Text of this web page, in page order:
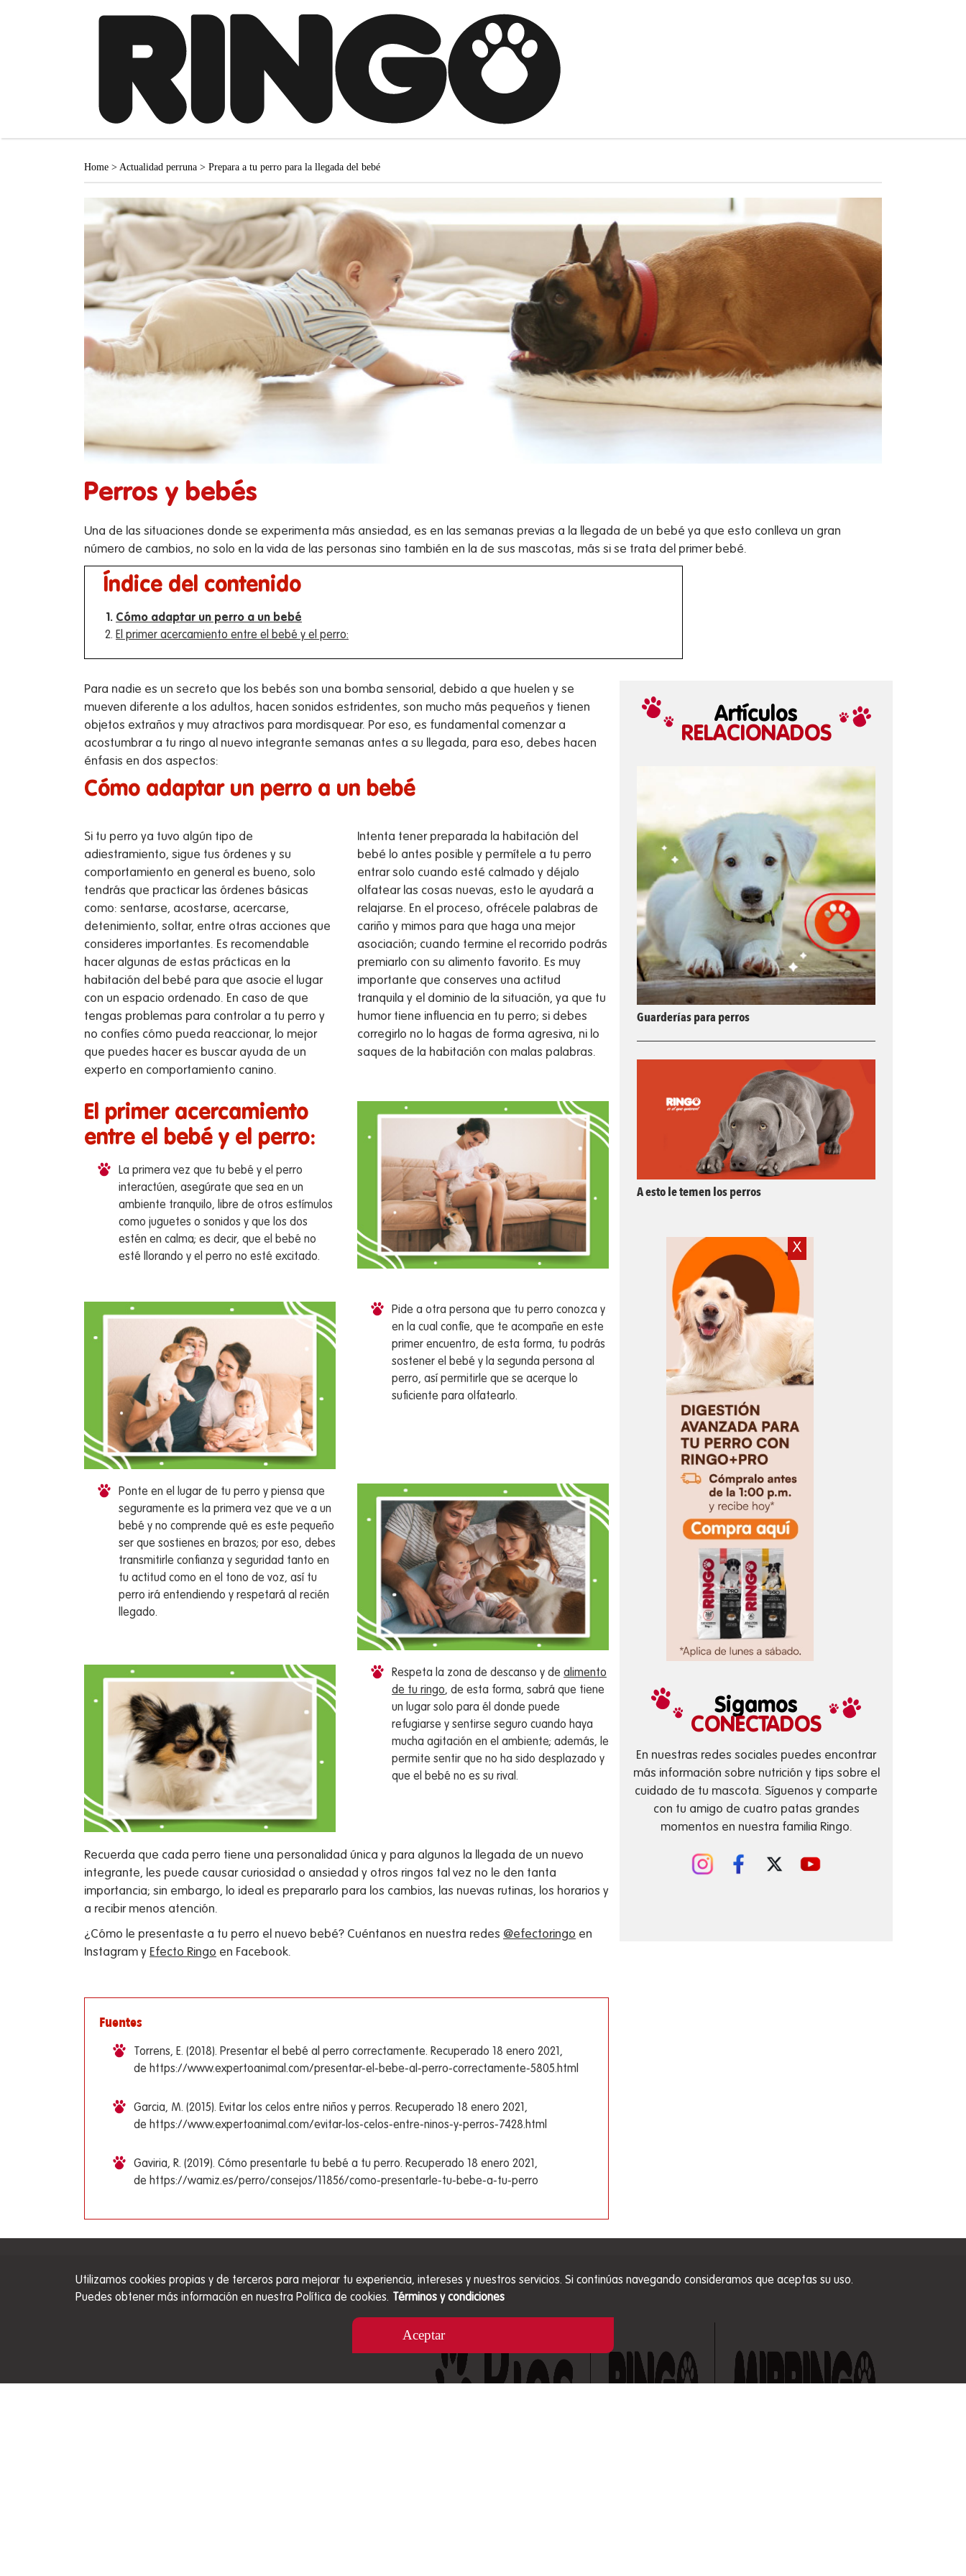
Utilizamos cookies propias y de terceros para mejorar tu experiencia, intereses y nuestros servicios. Si continúas navegando consideramos que aceptas su uso.
Puedes obtener más información en nuestra Política de cookies. Términos y condiciones
Aceptar
Home > Actualidad perruna > Prepara a tu perro para la llegada del bebé
Perros y bebés
Una de las situaciones donde se experimenta más ansiedad, es en las semanas previas a la llegada de un bebé ya que esto conlleva un gran
número de cambios, no solo en la vida de las personas sino también en la de sus mascotas, más si se trata del primer bebé.
Índice del contenido
Cómo adaptar un perro a un bebé
El primer acercamiento entre el bebé y el perro:
Para nadie es un secreto que los bebés son una bomba sensorial, debido a que huelen y se
mueven diferente a los adultos, hacen sonidos estridentes, son mucho más pequeños y tienen
objetos extraños y muy atractivos para mordisquear. Por eso, es fundamental comenzar a
acostumbrar a tu ringo al nuevo integrante semanas antes a su llegada, para eso, debes hacen
énfasis en dos aspectos:
Cómo adaptar un perro a un bebé
Si tu perro ya tuvo algún tipo de
adiestramiento, sigue tus órdenes y su
comportamiento en general es bueno, solo
tendrás que practicar las órdenes básicas
como: sentarse, acostarse, acercarse,
detenimiento, soltar, entre otras acciones que
consideres importantes. Es recomendable
hacer algunas de estas prácticas en la
habitación del bebé para que asocie el lugar
con un espacio ordenado. En caso de que
tengas problemas para controlar a tu perro y
no confíes cómo pueda reaccionar, lo mejor
que puedes hacer es buscar ayuda de un
experto en comportamiento canino.
Intenta tener preparada la habitación del
bebé lo antes posible y permítele a tu perro
entrar solo cuando esté calmado y déjalo
olfatear las cosas nuevas, esto le ayudará a
relajarse. En el proceso, ofrécele palabras de
cariño y mimos para que haga una mejor
asociación; cuando termine el recorrido podrás
premiarlo con su alimento favorito. Es muy
importante que conserves una actitud
tranquila y el dominio de la situación, ya que tu
humor tiene influencia en tu perro; si debes
corregirlo no lo hagas de forma agresiva, ni lo
saques de la habitación con malas palabras.
El primer acercamiento
entre el bebé y el perro:
La primera vez que tu bebé y el perro
interactúen, asegúrate que sea en un
ambiente tranquilo, libre de otros estímulos
como juguetes o sonidos y que los dos
estén en calma; es decir, que el bebé no
esté llorando y el perro no esté excitado.
Pide a otra persona que tu perro conozca y
en la cual confíe, que te acompañe en este
primer encuentro, de esta forma, tu podrás
sostener el bebé y la segunda persona al
perro, así permitirle que se acerque lo
suficiente para olfatearlo.
Ponte en el lugar de tu perro y piensa que
seguramente es la primera vez que ve a un
bebé y no comprende qué es este pequeño
ser que sostienes en brazos; por eso, debes
transmitirle confianza y seguridad tanto en
tu actitud como en el tono de voz, así tu
perro irá entendiendo y respetará al recién
llegado.
Respeta la zona de descanso y de alimento
de tu ringo, de esta forma, sabrá que tiene
un lugar solo para él donde puede
refugiarse y sentirse seguro cuando haya
mucha agitación en el ambiente; además, le
permite sentir que no ha sido desplazado y
que el bebé no es su rival.
Recuerda que cada perro tiene una personalidad única y para algunos la llegada de un nuevo
integrante, les puede causar curiosidad o ansiedad y otros ringos tal vez no le den tanta
importancia; sin embargo, lo ideal es prepararlo para los cambios, las nuevas rutinas, los horarios y
a recibir menos atención.
¿Cómo le presentaste a tu perro el nuevo bebé? Cuéntanos en nuestra redes @efectoringo en
Instagram y Efecto Ringo en Facebook.
Fuentes
Torrens, E. (2018). Presentar el bebé al perro correctamente. Recuperado 18 enero 2021,
de https://www.expertoanimal.com/presentar-el-bebe-al-perro-correctamente-5805.html
Garcia, M. (2015). Evitar los celos entre niños y perros. Recuperado 18 enero 2021,
de https://www.expertoanimal.com/evitar-los-celos-entre-ninos-y-perros-7428.html
Gaviria, R. (2019). Cómo presentarle tu bebé a tu perro. Recuperado 18 enero 2021,
de https://wamiz.es/perro/consejos/11856/como-presentarle-tu-bebe-a-tu-perro
Artículos
RELACIONADOS
Guarderías para perros
A esto le temen los perros
X
Sigamos
CONECTADOS
En nuestras redes sociales puedes encontrar
más información sobre nutrición y tips sobre el
cuidado de tu mascota. Síguenos y comparte
con tu amigo de cuatro patas grandes
momentos en nuestra familia Ringo.